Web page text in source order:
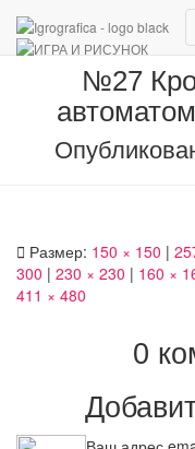
№27
Размер: 150 × 150 |
300 | 230 × 230 | 160 ×
411 × 480
0